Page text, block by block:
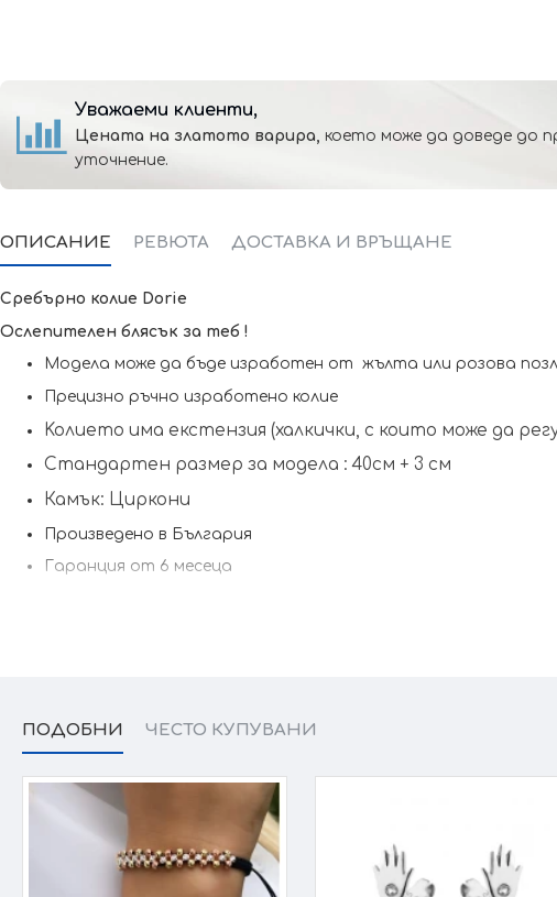
Уважаеми клиенти,
Цената на златото варира, което може да доведе до
уточнение.
ОПИСАНИЕ РЕВЮТА ДОСТАВКА И ВРЪЩАНЕ
Сребърно колие Dorie
Ослепителен блясък за теб !
Модела може да бъде изработен от жълта или розова
Прецизно ръчно изработено колие
Koлието има екстензия (халкички, с които може да
Стандартен размер за модела : 40см + 3 см
Камък: Циркони
Произведено в България
Гаранция от 6 месеца
ПОДОБНИ ЧЕСТО КУПУВАНИ